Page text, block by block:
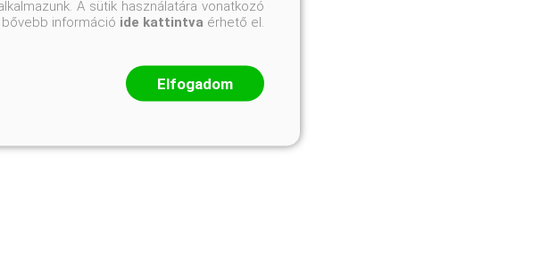
A sütik használatára vonatkozó
információ ide kattintva érhető el.
Elfogadom